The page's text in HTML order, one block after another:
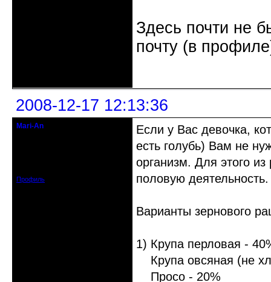
Здесь почти не
почту (в
2008-12-17 12:13:36
Mari-An
Профиль
Если у Вас девочка,
есть голубь) Вам не
организм. Для этого
половую
Варианты зернового
1) Крупа перловая -
Крупа овсяная (не
Просо - 20%